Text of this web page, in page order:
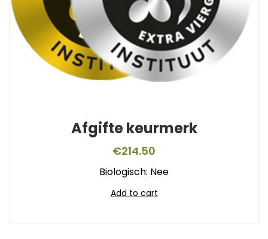
Afgifte keurmerk
€214.50
Biologisch: Nee
Add to cart